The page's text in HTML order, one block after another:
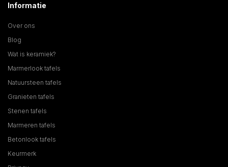
Informatie
Over ons
Blog
Wat is keramiek?
Marmerlook tafels
Natuursteen tafels
Granieten tafels
Stenen tafels
Marmeren tafels
Betonlook tafels
Keurmerk